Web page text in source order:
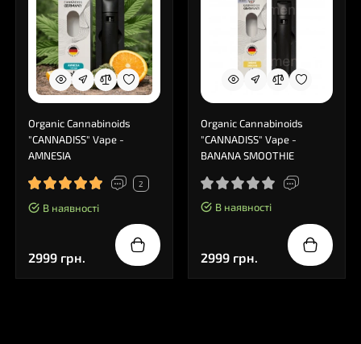
Organic Cannabinoids
"CANNADISS" Vape -
AMNESIA
2
В наявності
2999 грн.
Organic Cannabinoids
"CANNADISS" Vape -
BANANA SMOOTHIE
В наявності
2999 грн.